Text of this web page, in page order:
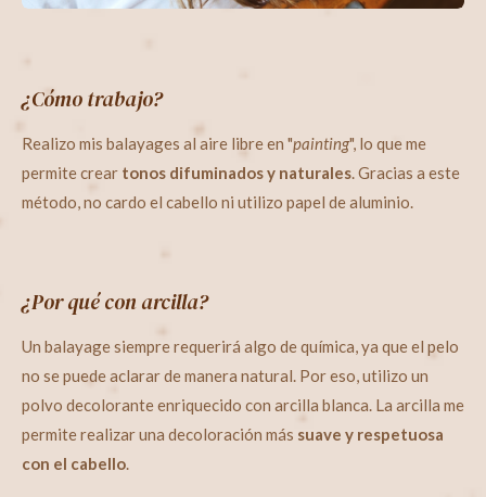
¿Cómo trabajo?
Realizo mis balayages al aire libre en "painting", lo que me
permite crear tonos difuminados y naturales. Gracias a este
método, no cardo el cabello ni utilizo papel de aluminio.
¿Por qué con arcilla?
Un balayage siempre requerirá algo de química, ya que el pelo
no se puede aclarar de manera natural. Por eso, utilizo un
polvo decolorante enriquecido con arcilla blanca. La arcilla me
permite realizar una decoloración más suave y respetuosa
con el cabello